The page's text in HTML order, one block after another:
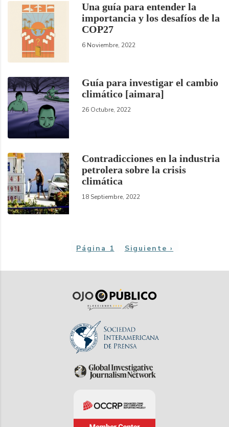
Una guía para entender la
importancia y los desafíos de la
COP27
6 Noviembre, 2022
Guía para investigar el cambio
climático [aimara]
26 Octubre, 2022
Contradicciones en la industria
petrolera sobre la crisis
climática
18 Septiembre, 2022
Página 1 Siguiente
página
Siguiente ›